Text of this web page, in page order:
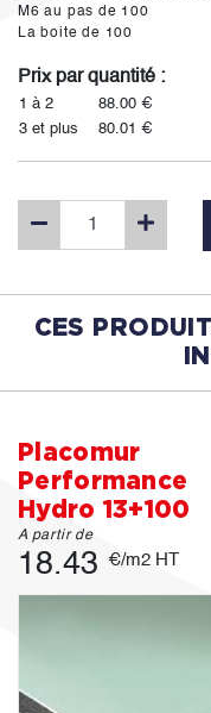
M6 au pas de 100
La boite de 100
Prix par quantité :
1 à 2
88.00 €
3 et plus
80.01 €
CES
Placomur
Performance
Hydro 13+100
A partir de
18.43 €/m2 HT